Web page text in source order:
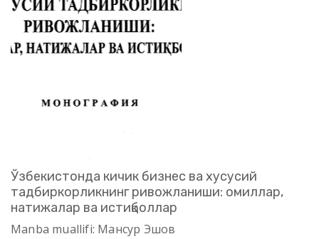
Ўзбекистонда кичик бизнес ва хусусий
тадбиркорликнинг ривожланиши: омиллар,
натижалар ва истиқболлар
Manba muallifi: Мансур Эшов